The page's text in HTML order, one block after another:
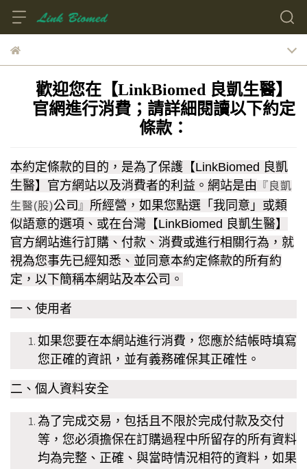
歡迎您在【LinkBiomed 良凱生醫】
官網進行消費；請詳細閱讀以下約定
條款：
本約定條款的目的，是為了保護【LinkBiomed 良凱
生醫】官方網站以及消費者的利益。 網站是由
『良凱
生醫(股)公司 』 所經營，如果您點選「我同意」或類
似語意的選項、或在台灣【LinkBiomed 良凱生醫】
官方網站進行訂購、付款、消費或進行相關行為，就
視為您事先已經知悉、並同意本約定條款的所有約
定，以下簡稱本網站及本公司。
一、使用者
如果您要在本網站進行消費，您應於結帳時填寫
您正確的資訊，並有義務確保其正確性。
二、個人資料安全
為了完成交易，包括且不限於完成付款及交付
等，您必須擔保在訂購過程中所留存的所有資料
均為完整、正確、與當時情況相符的資料，如果